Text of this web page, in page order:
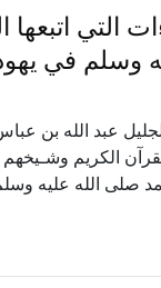
التي
وسلم في
عبد الله بن
الكريم وشـيخهم
صلى الله عليه